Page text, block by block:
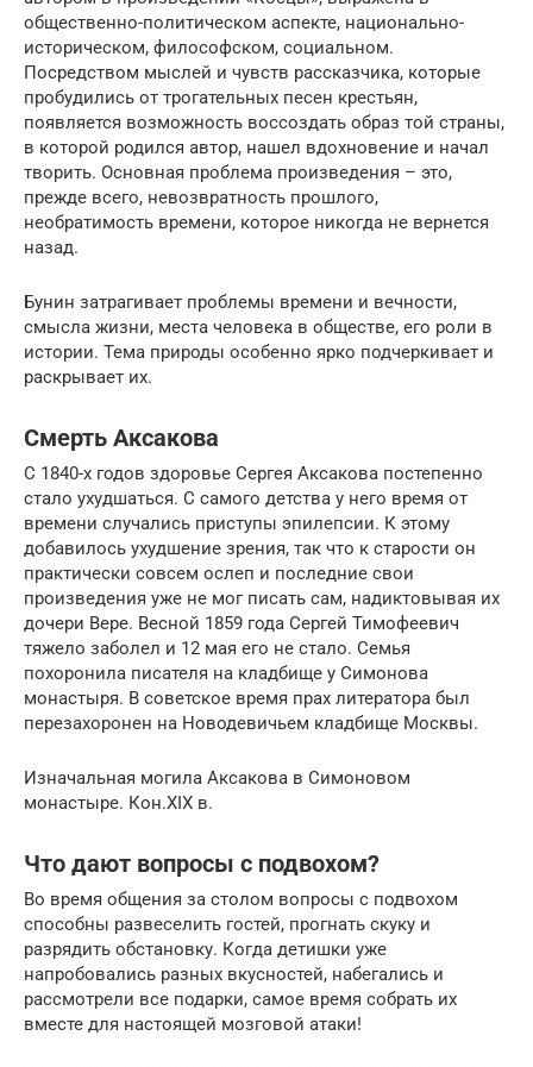
общественно-политическом аспекте, национально-
историческом, философском, социальном.
Посредством мыслей и чувств рассказчика, которые
пробудились от трогательных песен крестьян,
появляется возможность воссоздать образ той страны,
в которой родился автор, нашел вдохновение и начал
творить. Основная проблема произведения – это,
прежде всего, невозвратность прошлого,
необратимость времени, которое никогда не вернется
назад.
Бунин затрагивает проблемы времени и вечности,
смысла жизни, места человека в обществе, его роли в
истории. Тема природы особенно ярко подчеркивает и
раскрывает их.
Смерть Аксакова
С 1840-х годов здоровье Сергея Аксакова постепенно
стало ухудшаться. С самого детства у него время от
времени случались приступы эпилепсии. К этому
добавилось ухудшение зрения, так что к старости он
практически совсем ослеп и последние свои
произведения уже не мог писать сам, надиктовывая их
дочери Вере. Весной 1859 года Сергей Тимофеевич
тяжело заболел и 12 мая его не стало. Семья
похоронила писателя на кладбище у Симонова
монастыря. В советское время прах литератора был
перезахоронен на Новодевичьем кладбище Москвы.
Изначальная могила Аксакова в Симоновом
монастыре. Кон.XIX в.
Что дают вопросы с подвохом?
Во время общения за столом вопросы с подвохом
способны развеселить гостей, прогнать скуку и
разрядить обстановку. Когда детишки уже
напробовались разных вкусностей, набегались и
рассмотрели все подарки, самое время собрать их
вместе для настоящей мозговой атаки!